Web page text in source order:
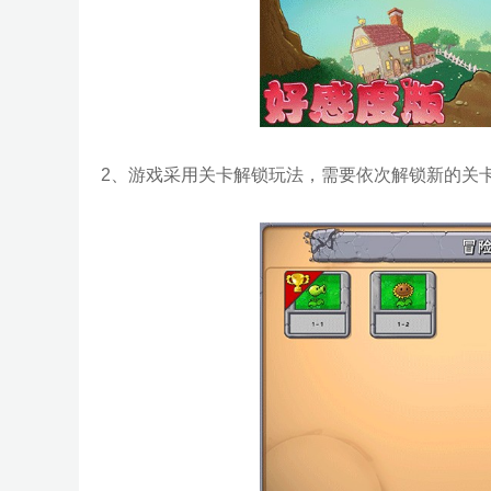
2、游戏采用关卡解锁玩法，需要依次解锁新的关